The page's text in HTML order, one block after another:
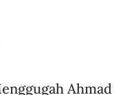
Ahmad